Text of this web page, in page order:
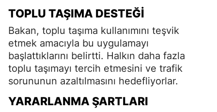
TOPLU TAŞIMA DESTEĞI
Bakan, toplu taşıma kullanımını teşvik
etmek amacıyla bu uygulamayı
başlattıklarını belirtti. Halkın daha fazla
toplu taşımayı tercih etmesini ve trafik
sorununun azaltılmasını hedefliyorlar.
YARARLANMA ŞARTLARI